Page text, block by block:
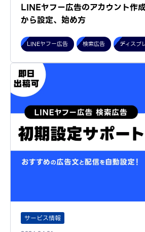
LINEヤフー広告のアカウント作
から設定、始め方
LINEヤフー広告 検索広告 ディスプ
サービス情報